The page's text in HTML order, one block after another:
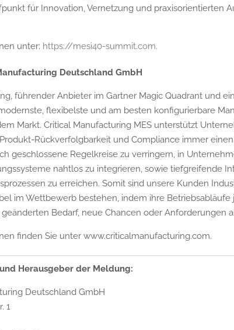
für Innovation, Vernetzung und praxisorientierten
unter: https://mesi40-summit.com.
Deutschland GmbH
führender Anbieter im Gartner Magic Quadrant und
flexibelste und am besten konfigurierbare
Markt. Critical Manufacturing MES unterstützt
Rückverfolgbarkeit und Compliance immer
geschlossene Regelkreise zu verringern, in
nahtlos zu integrieren, sowie tiefgreifende
zu erreichen. Somit sind unsere Kunden
im Wettbewerb bestehen, indem ihre Betriebsabläufe
Bedarf, neue Chancen oder Anforderungen
finden Sie unter www.criticalmanufacturing.com.
Herausgeber der Meldung:
Deutschland GmbH
1